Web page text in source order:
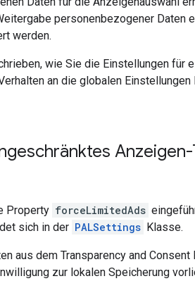
personenbezogener Daten
werden.
wie Sie die Einstellungen für
an die globalen
Property forceLimitedAds
sich in der PALSettings Klasse.
aus dem Transparency and Consent
zur lokalen Speicherung